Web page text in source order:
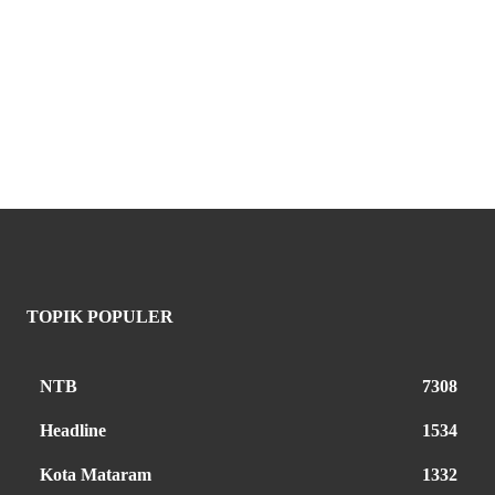
TOPIK POPULER
NTB 7308
Headline 1534
Kota Mataram 1332